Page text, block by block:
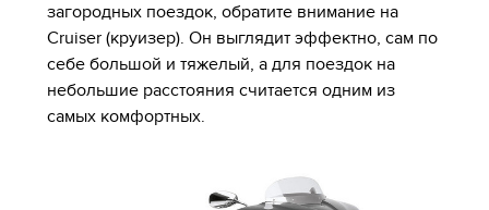
загородных поездок, обратите внимание на
Cruiser (круизер). Он выглядит эффектно, сам по
себе большой и тяжелый, а для поездок на
небольшие расстояния считается одним из
самых комфортных.